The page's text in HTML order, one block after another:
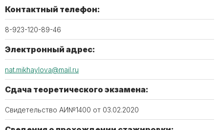
Контактный телефон:
8-923-120-89-46
Электронный адрес:
nat.mikhaylova@mail.ru
Сдача теоретического экзамена:
Свидетельство АИ№1400 от 03.02.2020